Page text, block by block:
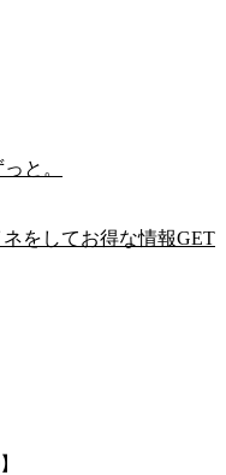
と。
をしてお得な情報GET